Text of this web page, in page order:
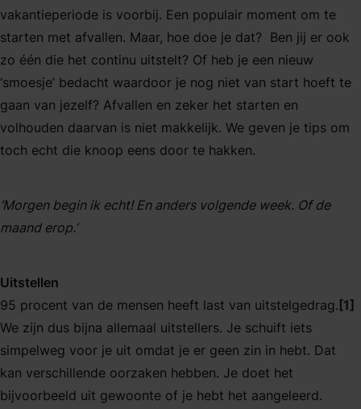
vakantieperiode is voorbij. Een populair moment om te
starten met afvallen. Maar, hoe doe je dat? Ben jij er ook
zo één die het continu uitstelt? Of heb je een nieuw
‘smoesje’ bedacht waardoor je nog niet van start hoeft te
gaan van jezelf? Afvallen en zeker het starten en
volhouden daarvan is niet makkelijk. We geven je tips om
toch echt die knoop eens door te hakken.
‘Morgen begin ik echt! En anders volgende week. Of de
maand erop.’
Uitstellen
95 procent van de mensen heeft last van uitstelgedrag. [1]
We zijn dus bijna allemaal uitstellers. Je schuift iets
simpelweg voor je uit omdat je er geen zin in hebt. Dat
kan verschillende oorzaken hebben. Je doet het
bijvoorbeeld uit gewoonte of je hebt het aangeleerd.